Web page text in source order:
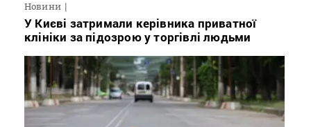
Новини
У Києві затримали керівника приватної
клініки за підозрою у торгівлі людьми